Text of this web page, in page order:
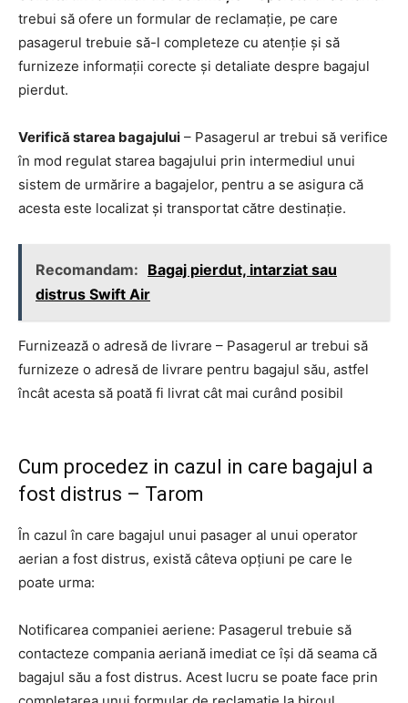
trebui să ofere un formular de reclamație, pe care
pasagerul trebuie să-l completeze cu atenție și să
furnizeze informații corecte și detaliate despre bagajul
pierdut.
Verifică starea bagajului – Pasagerul ar trebui să verifice
în mod regulat starea bagajului prin intermediul unui
sistem de urmărire a bagajelor, pentru a se asigura că
acesta este localizat și transportat către destinație.
Recomandam: Bagaj pierdut, intarziat sau
distrus Swift Air
Furnizează o adresă de livrare – Pasagerul ar trebui să
furnizeze o adresă de livrare pentru bagajul său, astfel
încât acesta să poată fi livrat cât mai curând posibil
Cum procedez in cazul in care bagajul a
fost distrus – Tarom
În cazul în care bagajul unui pasager al unui operator
aerian a fost distrus, există câteva opțiuni pe care le
poate urma:
Notificarea companiei aeriene: Pasagerul trebuie să
contacteze compania aeriană imediat ce își dă seama că
bagajul său a fost distrus. Acest lucru se poate face prin